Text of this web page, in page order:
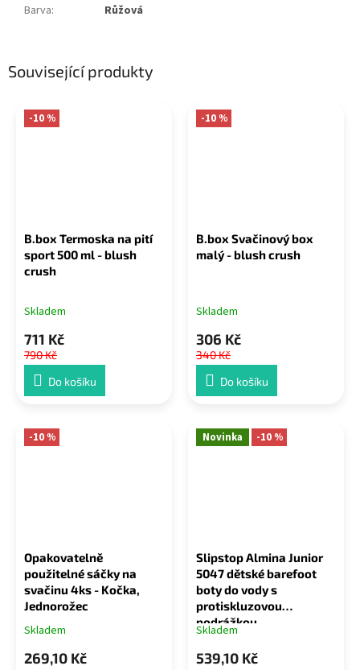
Související produkty
-10 %
B.box Termoska na pití
sport 500 ml - blush
crush
Skladem
711 Kč
790 Kč
Do košíku
-10 %
B.box Svačinový box
malý - blush crush
Skladem
306 Kč
340 Kč
Do košíku
-10 %
Opakovatelně
použitelné sáčky na
svačinu 4ks - Kočka,
Jednorožec
Skladem
269,10 Kč
Novinka -10 %
Slipstop Almina Junior
5047 dětské barefoot
boty do vody s
protiskluzovou
podrážkou
Skladem
539,10 Kč
Barva: Růžová